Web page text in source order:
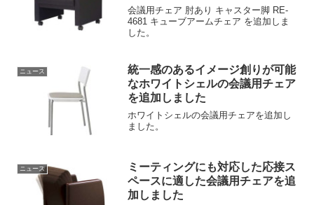
会議用チェア 肘あり キャスター脚 RE-
4681 キューブアームチェア を追加しま
した。
ニュース
統一感のあるイメージ創りが可能
なホワイトシェルの会議用チェア
を追加しました
ホワイトシェルの会議用チェアを追加し
ました。
ニュース
ミーティングにも対応した応接ス
ペースに適した会議用チェアを追
加しました